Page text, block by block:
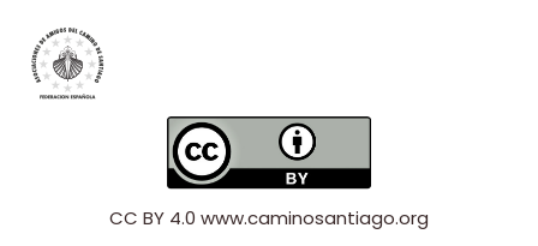
CC BY 4.0 www.caminosantiago.org